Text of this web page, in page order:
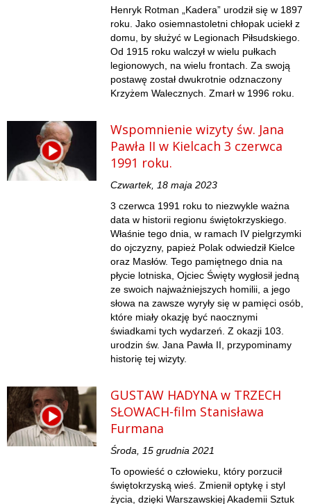
Henryk Rotman „Kadera” urodził się w 1897
roku. Jako osiemnastoletni chłopak uciekł z
domu, by służyć w Legionach Piłsudskiego.
Od 1915 roku walczył w wielu pułkach
legionowych, na wielu frontach. Za swoją
postawę został dwukrotnie odznaczony
Krzyżem Walecznych. Zmarł w 1996 roku.
Wspomnienie wizyty św. Jana
Pawła II w Kielcach 3 czerwca
1991 roku.
Czwartek, 18 maja 2023
3 czerwca 1991 roku to niezwykle ważna
data w historii regionu świętokrzyskiego.
Właśnie tego dnia, w ramach IV pielgrzymki
do ojczyzny, papież Polak odwiedził Kielce
oraz Masłów. Tego pamiętnego dnia na
płycie lotniska, Ojciec Święty wygłosił jedną
ze swoich najważniejszych homilii, a jego
słowa na zawsze wyryły się w pamięci osób,
które miały okazję być naocznymi
świadkami tych wydarzeń. Z okazji 103.
urodzin św. Jana Pawła II, przypominamy
historię tej wizyty.
GUSTAW HADYNA w TRZECH
SŁOWACH-film Stanisława
Furmana
Środa, 15 grudnia 2021
To opowieść o człowieku, który porzucił
świętokrzyską wieś. Zmienił optykę i styl
życia, dzięki Warszawskiej Akademii Sztuk